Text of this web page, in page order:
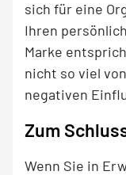
sich für eine
Ihren
Marke
nicht so viel
negativen
Zum
Wenn Sie in